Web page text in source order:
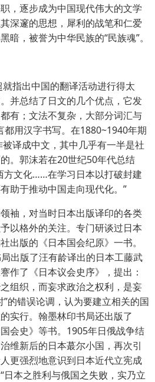
，逐步成为中国现代伟大的文学
深邃的思想，犀利的战笔和仁爱
暗，被誉为中华民族的“民族魂”。
指出中国的翻译活动进行得太
并总结了日文的几个优点，它发
有；文法不复杂，大部分词汇与
都用汉字书写。在1880~1940年期
译成中文，其中几乎有一半是社
。郭沫若在20世纪50年代总结
方文化……在学习日本以打破封建
助于推动中国走向现代化。”
，对当时日本出版译印的各类
以格外的关注。专门研谈过日本
出版的《日本国会纪原》一书。
出版了汪有龄译出的日本工藤武
作了《日本议会史序》，提出：
组织，而妄求政治之权利，是妄
的错误论调，认为要建立相关的国
实行。翰墨林印书局还出版了
会史》等书。1905年日俄战争结
维新后的日本蕞尔小国，再次引
更强烈地意识到日本近代立宪成
日本之胜利与俄国之失败，实乃立